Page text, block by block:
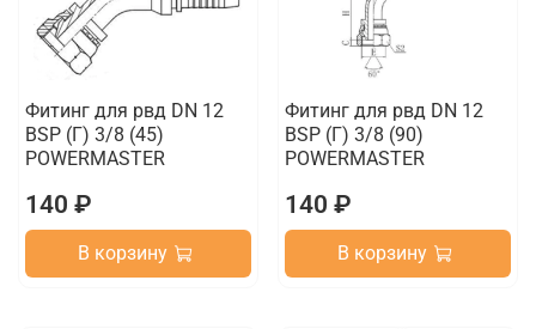
Фитинг для рвд DN 12
BSP (Г) 3/8 (45)
POWERMASTER
140 ₽
В корзину
Фитинг для рвд DN 12
BSP (Г) 3/8 (90)
POWERMASTER
140 ₽
В корзину